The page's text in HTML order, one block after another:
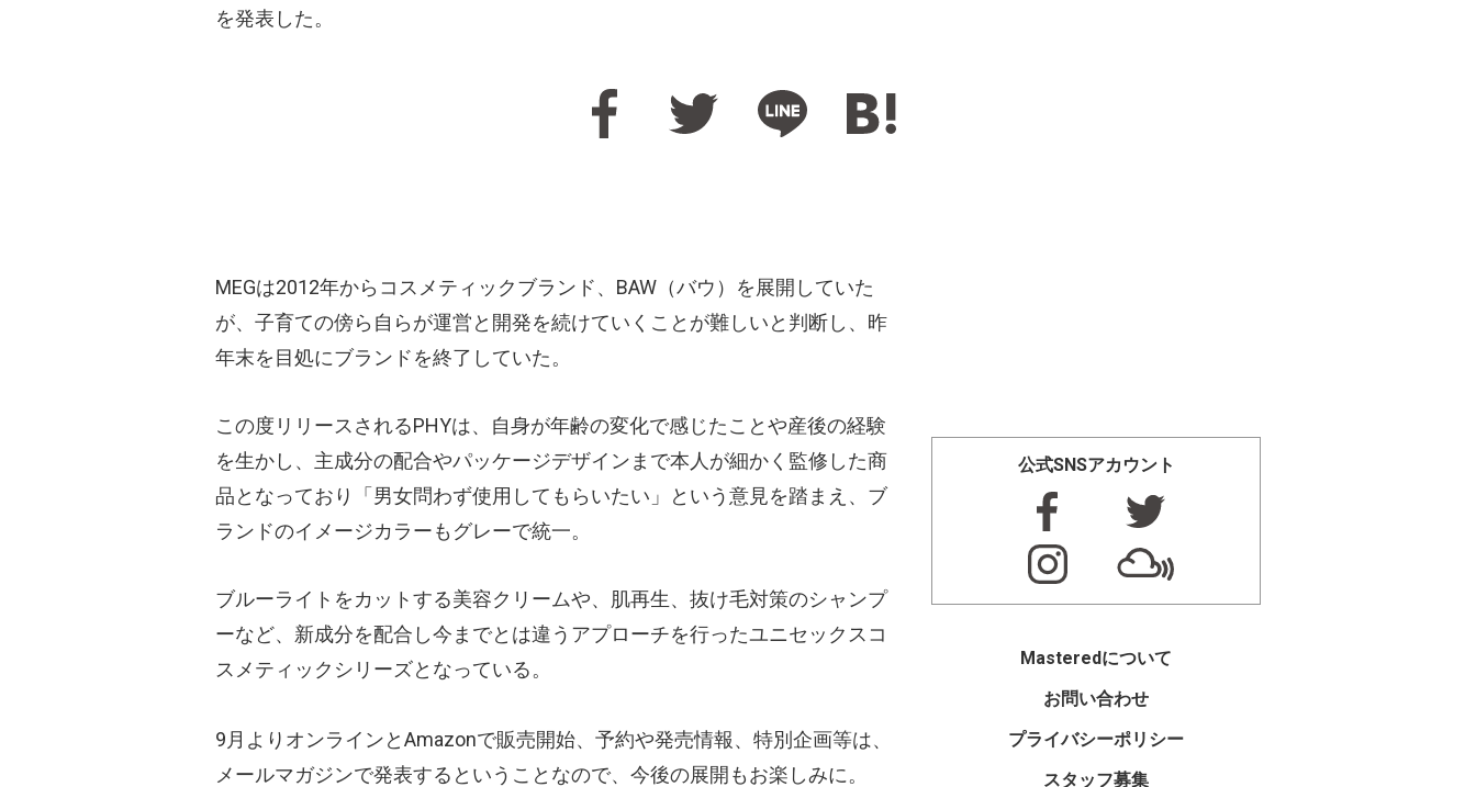
を発表した。
MEGは2012年からコスメティックブランド、BAW（バウ）を展開していた
が、子育ての傍ら自らが運営と開発を続けていくことが難しいと判断し、昨
年末を目処にブランドを終了していた。
この度リリースされるPHYは、自身が年齢の変化で感じたことや産後の経験
を生かし、主成分の配合やパッケージデザインまで本人が細かく監修した商
品となっており「男女問わず使用してもらいたい」という意見を踏まえ、ブ
ランドのイメージカラーもグレーで統一。
ブルーライトをカットする美容クリームや、肌再生、抜け毛対策のシャンプ
ーなど、新成分を配合し今までとは違うアプローチを行ったユニセックスコ
スメティックシリーズとなっている。
9月よりオンラインとAmazonで販売開始、予約や発売情報、特別企画等は、
メールマガジンで発表するということなので、今後の展開もお楽しみに。
公式SNSアカウント
Masteredについて
お問い合わせ
プライバシーポリシー
スタッフ募集